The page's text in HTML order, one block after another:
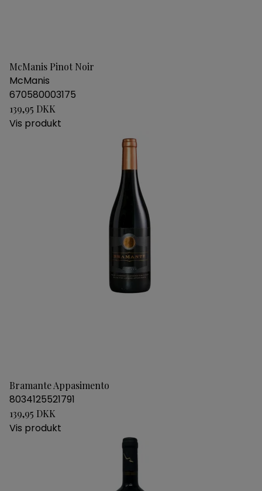
McManis Pinot Noir
McManis
670580003175
139,95 DKK
Vis produkt
Bramante Appasimento
8034125521791
139,95 DKK
Vis produkt